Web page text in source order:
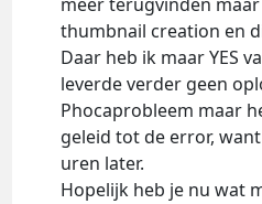
thumbnail creation en
Daar heb ik maar YES
leverde verder geen
Phocaprobleem maar
geleid tot de error,
uren later.
Hopelijk heb je nu wat